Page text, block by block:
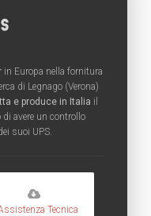
in Europa nella fornitura
di Legnago (Verona)
e produce in Italia il
avere un controllo
suoi UPS.
Tecnica